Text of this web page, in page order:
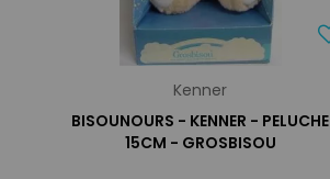
Kenner
BISOUNOURS - KENNER - PELUCHE
15CM - GROSBISOU